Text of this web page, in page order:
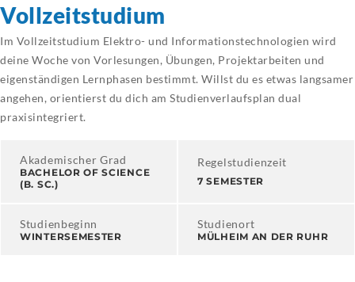
Vollzeitstudium
Im Vollzeitstudium Elektro- und Informationstechnologien wird
deine Woche von Vorlesungen, Übungen, Projektarbeiten und
eigenständigen Lernphasen bestimmt. Willst du es etwas langsamer
angehen, orientierst du dich am Studienverlaufsplan dual
praxisintegriert.
Akademischer Grad
BACHELOR OF SCIENCE
(B. SC.)
Regelstudienzeit
7 SEMESTER
Studienbeginn
WINTERSEMESTER
Studienort
MÜLHEIM AN DER RUHR